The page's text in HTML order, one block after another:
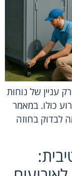
עניין של נוחות
כולו. במאמר
לבדוק בחוזה